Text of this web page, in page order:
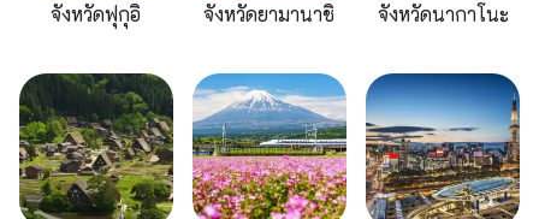
จังหวัดฟุกุอิ จังหวัดยามานาชิ จังหวัดนากาโนะ